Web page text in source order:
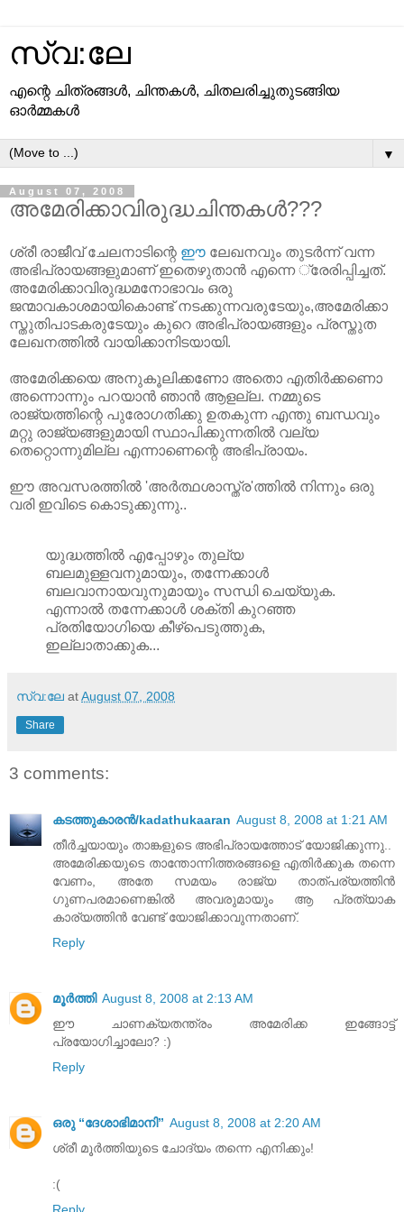
സ്വ:ലേ
എന്റെ ചിത്രങ്ങള്‍, ചിന്തകള്‍, ചിതലരിച്ചുതുടങ്ങിയ
ഓര്‍മ്മകള്‍
▼
August 07, 2008
അമേരിക്കാവിരുദ്ധചിന്തകള്‍???
ശ്രീ രാജീവ്‌ ചേലനാടിന്റെ ഈ ലേഖനവും തുടര്‍ന്ന് വന്ന
അഭിപ്രായങ്ങളുമാണ്‌ ഇതെഴുതാന്‍ എന്നെ ്രേരിപ്പിച്ചത്‌.
അമേരിക്കാവിരുദ്ധമനോഭാവം ഒരു
ജന്മാവകാശമായികൊണ്ട്‌ നടക്കുന്നവരുടേയും,അമേരിക്കാ
സ്തുതിപാടകരുടേയും കുറെ അഭിപ്രായങ്ങളും പ്രസ്തുത
ലേഖനത്തില്‍ വായിക്കാനിടയായി.
അമേരിക്കയെ അനുകൂലിക്കണോ അതൊ എതിര്‍ക്കണൊ
അന്നൊന്നും പറയാന്‍ ഞാന്‍ ആളല്ല. നമ്മുടെ
രാജ്യത്തിന്റെ പുരോഗതിക്കു ഉതകുന്ന എന്തു ബന്ധവും
മറ്റു രാജ്യങ്ങളുമായി സ്ഥാപിക്കുന്നതില്‍ വല്യ
തെറ്റൊന്നുമില്ല എന്നാണെന്റെ അഭിപ്രായം.
ഈ അവസരത്തില്‍ 'അര്‍ത്ഥശാസ്ത്ര'ത്തില്‍ നിന്നും ഒരു
വരി ഇവിടെ കൊടുക്കുന്നു..
യുദ്ധത്തില്‍ എപ്പോഴും തുല്യ
ബലമുള്ളവനുമായും, തന്നേക്കാള്‍
ബലവാനായവുനുമായും സന്ധി ചെയ്യുക.
എന്നാല്‍ തന്നേക്കാള്‍ ശക്തി കുറഞ്ഞ
പ്രതിയോഗിയെ കീഴ്പെടുത്തുക,
ഇല്ലാതാക്കുക...
സ്വ:ലേ atAugust 07, 2008
Share
3 comments:
കടത്തുകാരന്‍/kadathukaaran August 8, 2008 at 1:21 AM
തീര്‍ച്ചയായും താങ്കളുടെ അഭിപ്രായത്തോട് യോജിക്കുന്നു..
അമേരിക്കയുടെ താന്തോന്നിത്തരങ്ങളെ എതിര്‍ക്കുക തന്നെ
വേണം, അതേ സമയം രാജ്യ താത്പര്യത്തിന്‍
ഗുണപരമാണെങ്കില്‍ അവരുമായും ആ പ്രത്യാക
കാര്യത്തിന്‍ വേണ്ട് യോജിക്കാവുന്നതാണ്.
Reply
മൂര്‍ത്തി August 8, 2008 at 2:13 AM
ഈ ചാണക്യതന്ത്രം അമേരിക്ക ഇങ്ങോട്ട്
പ്രയോഗിച്ചാലോ? :)
Reply
ഒരു “ദേശാഭിമാനി” August 8, 2008 at 2:20 AM
ശ്രീ മൂര്‍ത്തിയുടെ ചോദ്യം തന്നെ എനിക്കും!
:(